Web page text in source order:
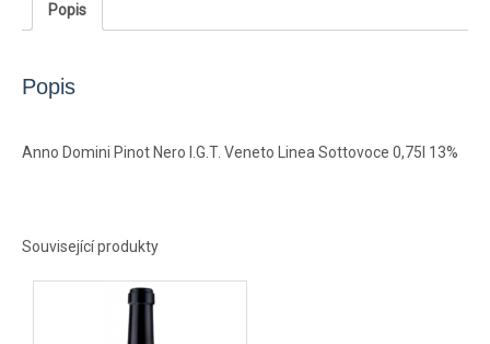
Popis
Popis
Anno Domini Pinot Nero I.G.T. Veneto Linea Sottovoce 0,75l 13%
Související produkty